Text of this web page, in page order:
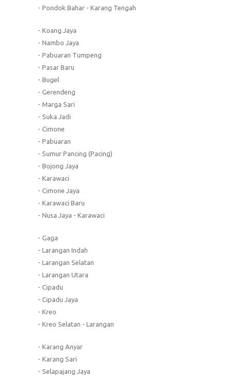
- Pondok Bahar - Karang Tengah
- Koang Jaya
- Nambo Jaya
- Pabuaran Tumpeng
- Pasar Baru
- Bugel
- Gerendeng
- Marga Sari
- Suka Jadi
- Cimone
- Pabuaran
- Sumur Pancing (Pacing)
- Bojong Jaya
- Karawaci
- Cimone Jaya
- Karawaci Baru
- Nusa Jaya - Karawaci
- Gaga
- Larangan Indah
- Larangan Selatan
- Larangan Utara
- Cipadu
- Cipadu Jaya
- Kreo
- Kreo Selatan - Larangan
- Karang Anyar
- Karang Sari
- Selapajang Jaya